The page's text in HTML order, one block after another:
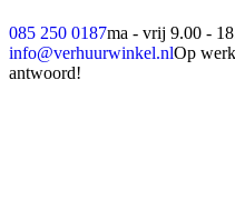
085 250 0187ma - vrij 9.00 -
info@verhuurwinkel.nlOp
antwoord!